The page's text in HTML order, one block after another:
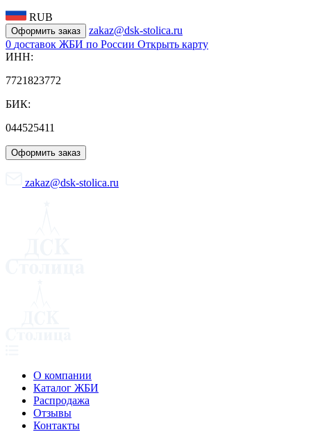
RUB
Оформить заказ
zakaz@dsk-stolica.ru
0 доставок ЖБИ по России Открыть карту
ИНН:
7721823772
БИК:
044525411
Оформить заказ
zakaz@dsk-stolica.ru
О компании
Каталог ЖБИ
Распродажа
Отзывы
Контакты